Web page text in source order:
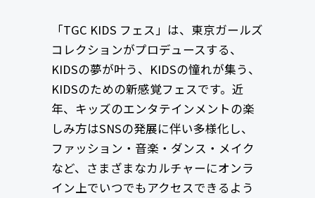
「TGC KIDS フェス」は、東京ガールズ
コレクションがプロデュースする、
KIDSの夢が叶う、KIDSの憧れが集う、
KIDSのための新感覚フェスです。近
年、キッズのエンタテインメントの楽
しみ方はSNSの発展に伴い多様化し、
ファッション・音楽・ダンス・メイク
など、さまざまなカルチャーにオンラ
イン上でいつでもアクセスできるよう